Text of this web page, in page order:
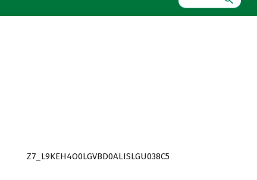
Z7_L9KEH4O0LGVBD0ALISLGU038C5